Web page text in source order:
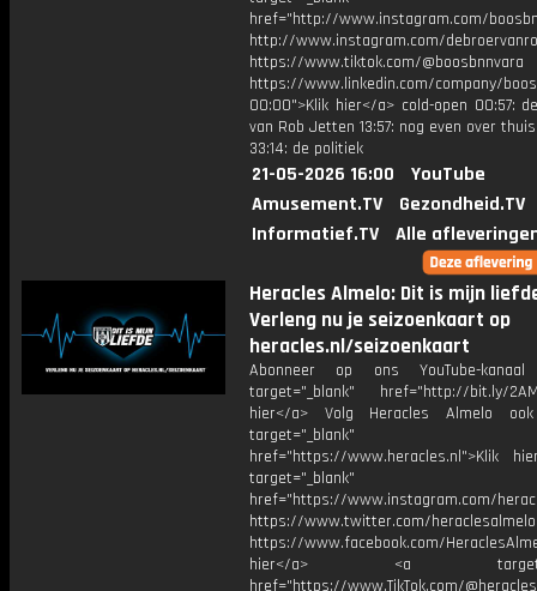
href="http://www.instagram.com/
http://www.instagram.com/
https://www.tiktok.com/@boosbnnvara
https://www.linkedin.com/company/
00:00">Klik hier</a> cold-open 00:57:
van Rob Jetten 13:57: nog even over
33:14: de politiek
21-05-2026 16:00
YouTube
Amusement.TV
Gezondheid.TV
Informatief.TV
Alle
Heracles Almelo: Dit is mijn
Verleng nu je seizoenkaart op
heracles.nl/seizoenkaart
Abonneer op ons YouTube-
target="_blank" href="http://bit.ly/
hier</a> Volg Heracles Almelo
target="_blank"
href="https://www.heracles.nl">Klik
target="_blank"
href="https://www.instagram.com/
https://www.twitter.com/heraclesalmelo
https://www.facebook.com/
hier</a> <a
href="https://www.TikTok.com/